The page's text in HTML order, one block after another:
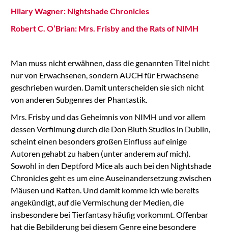
Hilary Wagner: Nightshade Chronicles
Robert C. O’Brian: Mrs. Frisby and the Rats of NIMH
Man muss nicht erwähnen, dass die genannten Titel nicht
nur von Erwachsenen, sondern AUCH für Erwachsene
geschrieben wurden. Damit unterscheiden sie sich nicht
von anderen Subgenres der Phantastik.
Mrs. Frisby und das Geheimnis von NIMH und vor allem
dessen Verfilmung durch die Don Bluth Studios in Dublin,
scheint einen besonders großen Einfluss auf einige
Autoren gehabt zu haben (unter anderem auf mich).
Sowohl in den Deptford Mice als auch bei den Nightshade
Chronicles geht es um eine Auseinandersetzung zwischen
Mäusen und Ratten. Und damit komme ich wie bereits
angekündigt, auf die Vermischung der Medien, die
insbesondere bei Tierfantasy häufig vorkommt. Offenbar
hat die Bebilderung bei diesem Genre eine besondere